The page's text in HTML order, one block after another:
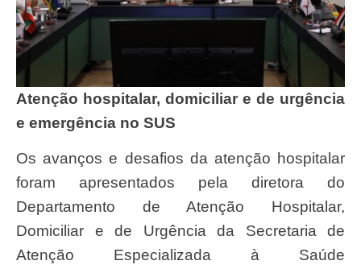
Atenção hospitalar, domiciliar e de urgência
e emergência no SUS
Os avanços e desafios da atenção hospitalar
foram apresentados pela diretora do
Departamento de Atenção Hospitalar,
Domiciliar e de Urgência da Secretaria de
Atenção Especializada à Saúde